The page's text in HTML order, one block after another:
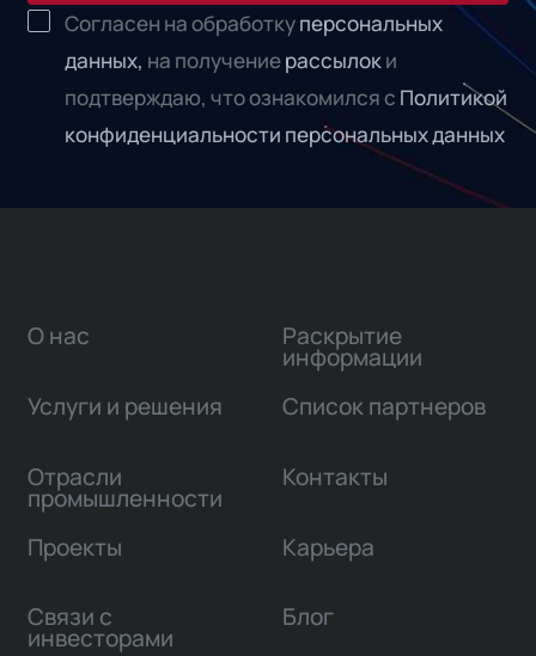
Согласен на обработкуперсональных
данных, на получениерассылоки
подтверждаю, что ознакомился с Политикой
конфиденциальности персональных данных
О нас
Услуги и решения
Отрасли
промышленности
Проекты
Связи с
инвесторами
Раскрытие
информации
Список партнеров
Контакты
Карьера
Блог